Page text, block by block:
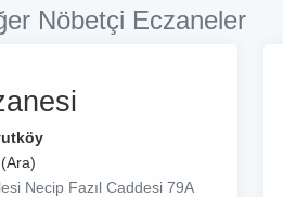
Nöbetçi Eczaneler
Necip Fazıl Caddesi 79A